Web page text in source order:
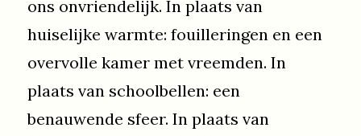
ons onvriendelijk. In plaats van
huiselijke warmte: fouilleringen en een
overvolle kamer met vreemden. In
plaats van schoolbellen: een
benauwende sfeer. In plaats van